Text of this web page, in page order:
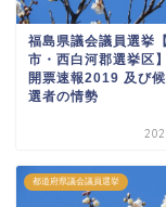
福島県議会議員選挙
市・西白河郡選挙区
開票速報2019 及び
選者の情勢
都道府県議会議員選挙